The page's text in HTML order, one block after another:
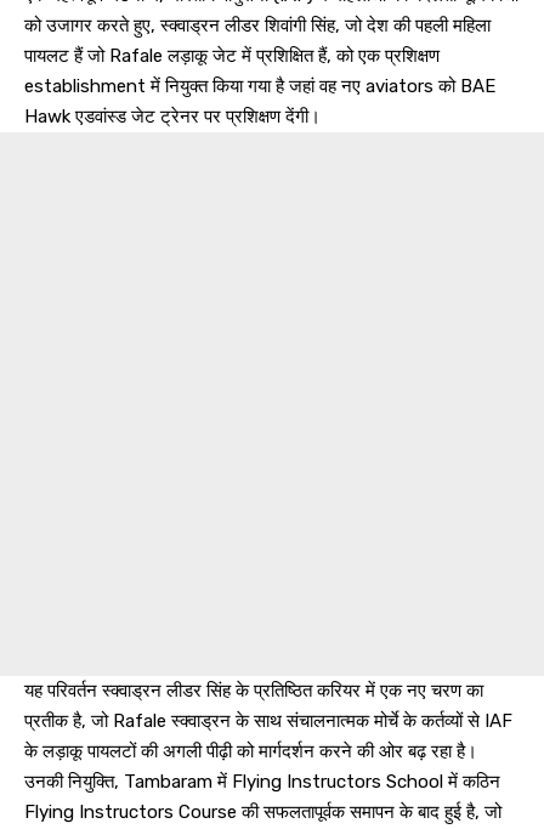
को उजागर करते हुए, स्क्वाड्रन लीडर शिवांगी सिंह, जो देश की पहली महिला
पायलट हैं जो Rafale लड़ाकू जेट में प्रशिक्षित हैं, को एक प्रशिक्षण
establishment में नियुक्त किया गया है जहां वह नए aviators को BAE
Hawk एडवांस्ड जेट ट्रेनर पर प्रशिक्षण देंगी।
यह परिवर्तन स्क्वाड्रन लीडर सिंह के प्रतिष्ठित करियर में एक नए चरण का
प्रतीक है, जो Rafale स्क्वाड्रन के साथ संचालनात्मक मोर्चे के कर्तव्यों से IAF
के लड़ाकू पायलटों की अगली पीढ़ी को मार्गदर्शन करने की ओर बढ़ रहा है।
उनकी नियुक्ति, Tambaram में Flying Instructors School में कठिन
Flying Instructors Course की सफलतापूर्वक समापन के बाद हुई है, जो